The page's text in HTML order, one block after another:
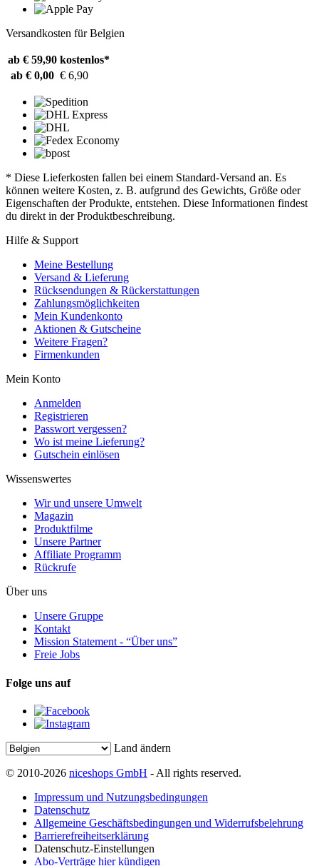
Versandkosten für Belgien
ab € 59,90 kostenlos*
ab € 0,00 € 6,90
* Diese Lieferkosten fallen bei einem Standard-Versand an. Es
können weitere Kosten, z. B. aufgrund des Gewichts, Größe oder
Eigenschaften der Produkte, entstehen. Diese Informationen findest
du direkt in der Produktbeschreibung.
Hilfe & Support
Meine Bestellung
Versand & Lieferung
Rücksendungen & Rückerstattungen
Zahlungsmöglichkeiten
Mein Kundenkonto
Aktionen & Gutscheine
Weitere Fragen?
Firmenkunden
Mein Konto
Anmelden
Registrieren
Passwort vergessen?
Wo ist meine Lieferung?
Gutschein einlösen
Wissenswertes
Wir und unsere Umwelt
Magazin
Produktfilme
Unsere Partner
Affiliate Programm
Rückrufe
Über uns
Unsere Gruppe
Kontakt
Mission Statement - “Über uns”
Freie Jobs
Folge uns auf
Land ändern
© 2010-2026 niceshops GmbH - All rights reserved.
Impressum und Nutzungsbedingungen
Datenschutz
Allgemeine Geschäftsbedingungen und Widerrufsbelehrung
Barrierefreiheitserklärung
Datenschutz-Einstellungen
Abo-Verträge hier kündigen